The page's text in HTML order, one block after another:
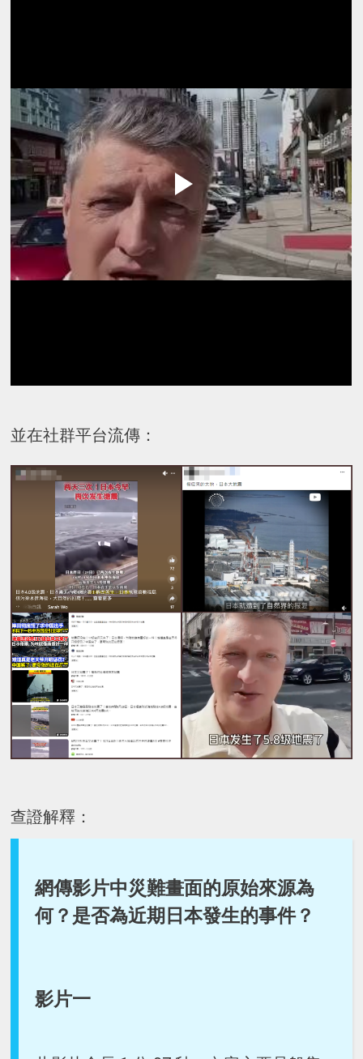
並在社群平台流傳：
查證解釋：
網傳影片中災難畫面的原始來源為
何？是否為近期日本發生的事件？
影片一